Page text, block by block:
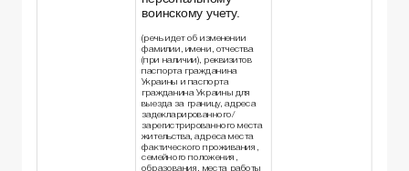
воинскому учету.
(речь идет об изменении
фамилии, имени, отчества
(при наличии), реквизитов
паспорта гражданина
Украины и паспорта
гражданина Украины для
выезда за границу, адреса
задекларированного/
зарегистрированного места
жительства, адреса места
фактического проживания,
семейного положения,
образования, места работы